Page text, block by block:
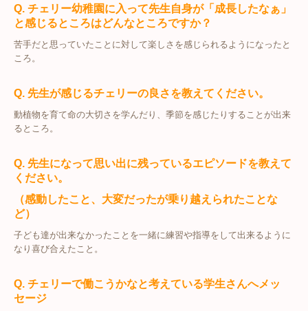
Q. チェリー幼稚園に入って先生自身が「成長したなぁ」
と感じるところはどんなところですか？
苦手だと思っていたことに対して楽しさを感じられるようになったと
ころ。
Q. 先生が感じるチェリーの良さを教えてください。
動植物を育て命の大切さを学んだり、季節を感じたりすることが出来
るところ。
Q. 先生になって思い出に残っているエピソードを教えて
ください。
（感動したこと、大変だったが乗り越えられたことな
ど）
子ども達が出来なかったことを一緒に練習や指導をして出来るように
なり喜び合えたこと。
Q. チェリーで働こうかなと考えている学生さんへメッ
セージ